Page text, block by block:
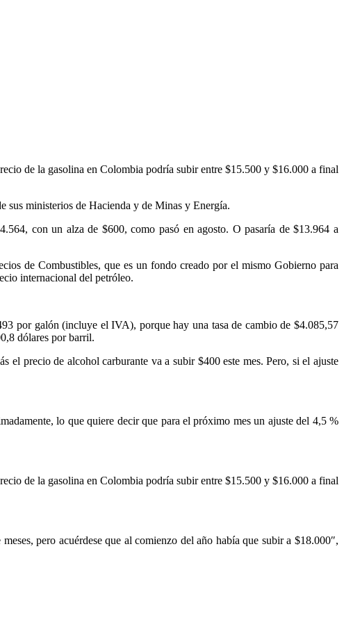
de la gasolina en Colombia podría subir entre $15.500 y $16.000 a final
sus ministerios de Hacienda y de Minas y Energía.
con un alza de $600, como pasó en agosto. O pasaría de $13.964 a
de Combustibles, que es un fondo creado por el mismo Gobierno para
internacional del petróleo.
por galón (incluye el IVA), porque hay una tasa de cambio de $4.085,57
dólares por barril.
el precio de alcohol carburante va a subir $400 este mes. Pero, si el ajuste
lo que quiere decir que para el próximo mes un ajuste del 4,5 %
de la gasolina en Colombia podría subir entre $15.500 y $16.000 a final
pero acuérdese que al comienzo del año había que subir a $18.000″,